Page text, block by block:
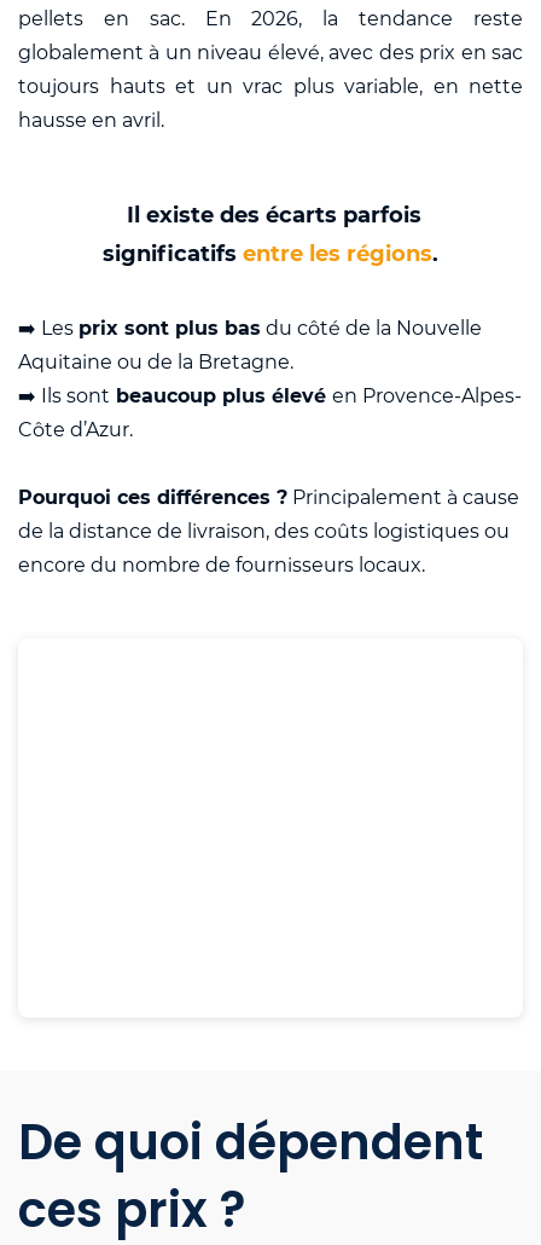
pellets en sac. En 2026, la tendance reste
globalement à un niveau élevé, avec des prix en sac
toujours hauts et un vrac plus variable, en nette
hausse en avril.
Il existe des écarts parfois
significatifs entre les régions.
➡️ Les prix sont plus bas du côté de la Nouvelle
Aquitaine ou de la Bretagne.
➡️ Ils sont beaucoup plus élevé en Provence-Alpes-
Côte d’Azur.
Pourquoi ces différences ? Principalement à cause
de la distance de livraison, des coûts logistiques ou
encore du nombre de fournisseurs locaux.
De quoi dépendent
ces prix ?